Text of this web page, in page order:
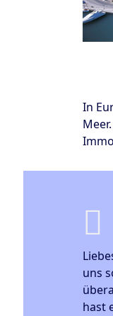
In
Liebes
uns so
hast